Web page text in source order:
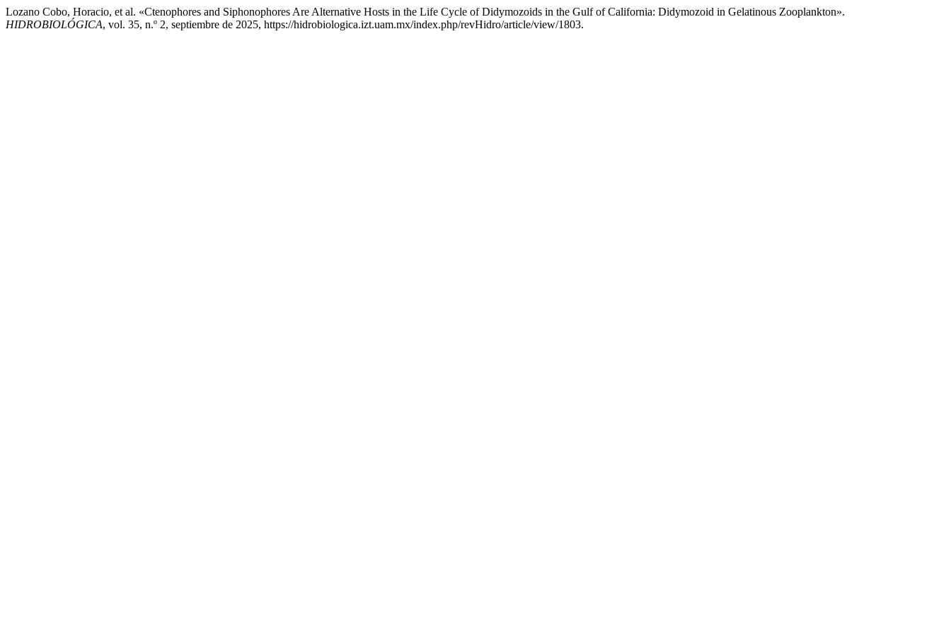
Lozano Cobo, Horacio, et al. «Ctenophores and Siphonophores Are Alternative Hosts in the Life Cycle of Didymozoids in the Gulf of California: Didymozoid in Gelatinous Zooplankton».
HIDROBIOLÓGICA, vol. 35, n.º 2, septiembre de 2025, https://hidrobiologica.izt.uam.mx/index.php/revHidro/article/view/1803.